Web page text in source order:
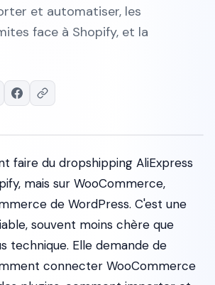
et automatiser, les
face à Shopify, et la
faire du dropshipping AliExpress
mais sur WooCommerce,
de WordPress. C'est une
souvent moins chère que
technique. Elle demande de
connecter WooCommerce